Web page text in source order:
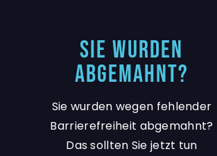
Sie wurden
abgemahnt?
Sie wurden wegen fehlender
Barrierefreiheit abgemahnt?
Das sollten Sie jetzt tun